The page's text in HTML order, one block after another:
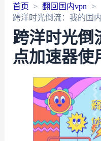
首页
翻回国内vpn
跨洋时光倒流：我的国
跨洋时光倒
点加速器使